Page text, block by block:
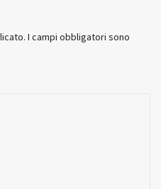
I campi obbligatori sono